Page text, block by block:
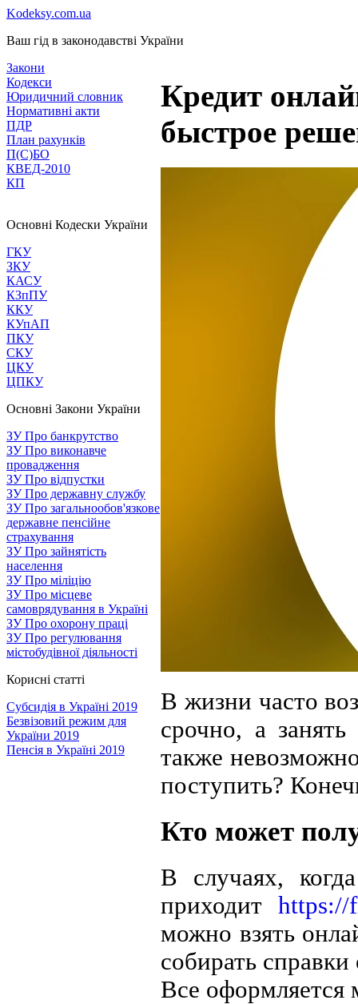
Kodeksy.com.ua
Ваш гід в законодавстві України
Закони
Кодекси
Юридичний словник
Нормативні акти
ПДР
План рахунків
П(С)БО
КВЕД-2010
КП
Основні Кодески України
ГКУ
ЗКУ
КАСУ
КЗпПУ
ККУ
КУпАП
ПКУ
СКУ
ЦКУ
ЦПКУ
Основні Закони України
ЗУ Про банкрутство
ЗУ Про виконавче
провадження
ЗУ Про відпустки
ЗУ Про державну службу
ЗУ Про загальнообов'язкове
державне пенсійне
страхування
ЗУ Про зайнятість
населення
ЗУ Про міліцію
ЗУ Про місцеве
самоврядування в Україні
ЗУ Про охорону праці
ЗУ Про регулювання
містобудівної діяльності
Корисні статті
Субсидія в Україні 2019
Безвізовий режим для
України 2019
Пенсія в Україні 2019
Кредит
быстрое
В жизни часто
срочно, а
также
поступить?
Кто может
В случаях,
приходитhttps://
можно взять
собирать
Все оформляется